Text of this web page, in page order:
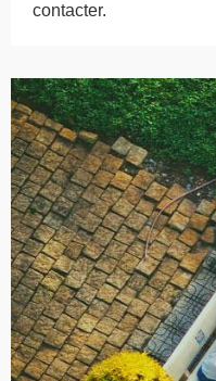
contacter.